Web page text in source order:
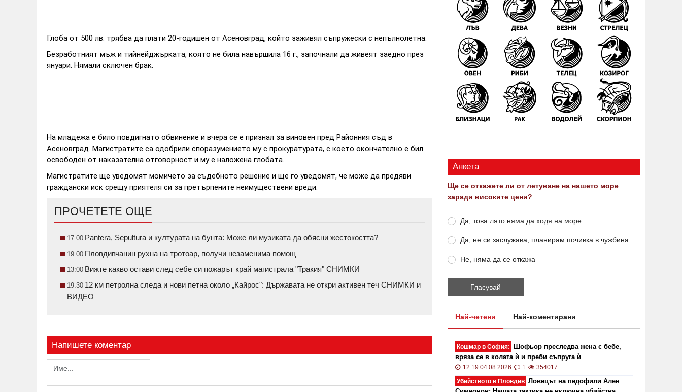
Глоба от 500 лв. трябва да плати 20-годишен от Асеновград, който заживял съпружески с непълнолетна.
Безработният мъж и тийнейджърката, която не била навършила 16 г., започнали да живеят заедно през
януари. Нямали сключен брак.
На младежа е било повдигнато обвинение и вчера се е признал за виновен пред Районния съд в
Асеновград. Магистратите са одобрили споразумението му с прокуратурата, с което окончателно е бил
освободен от наказателна отговорност и му е наложена глобата.
Магистратите ще уведомят момичето за съдебното решение и ще го уведомят, че може да предяви
граждански иск срещу приятеля си за претърпените неимуществени вреди.
ПРОЧЕТЕТЕ ОЩЕ
17:00 Pantera, Sepultura и културата на бунта: Може ли музиката да обясни жестокостта?
19:00 Пловдивчанин рухна на тротоар, получи незаменима помощ
13:00 Вижте какво остави след себе си пожарът край магистрала "Тракия" СНИМКИ
19:30 12 км петролна следа и нови петна около „Кайрос": Държавата не откри активен теч СНИМКИ и
ВИДЕО
Напишете коментар
Анкета
Ще се откажете ли от летуване на нашето море
заради високите цени?
Да, това лято няма да ходя на море
Да, не си заслужава, планирам почивка в чужбина
Не, няма да се откажа
Най-четени Най-коментирани
Кошмар в София:
Шофьор преследва жена с бебе,
вряза се в колата ѝ и преби съпруга ѝ
12:19 04.08.2026 1
354017
Убийството в Пловдив Ловецът на педофили Ален